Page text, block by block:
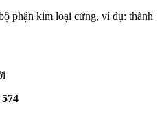
phận kim loại cứng, ví dụ: thành